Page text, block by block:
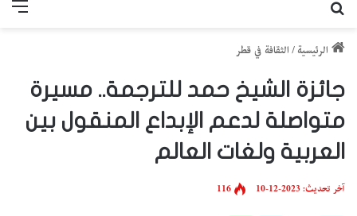
الرئيسية / الثقافة في قطر
جائزة الشيخ حمد للترجمة.. مسيرة
متواصلة لدعم الإبداع المنقول بين
العربية ولغات العالم
آخر تحديث: 2023-12-10 116